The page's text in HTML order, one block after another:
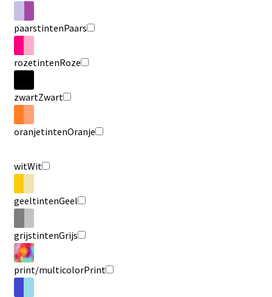
paarstintenPaars
rozetintenRoze
zwartZwart
oranjetintenOranje
witWit
geeltintenGeel
grijstintenGrijs
print/multicolorPrint